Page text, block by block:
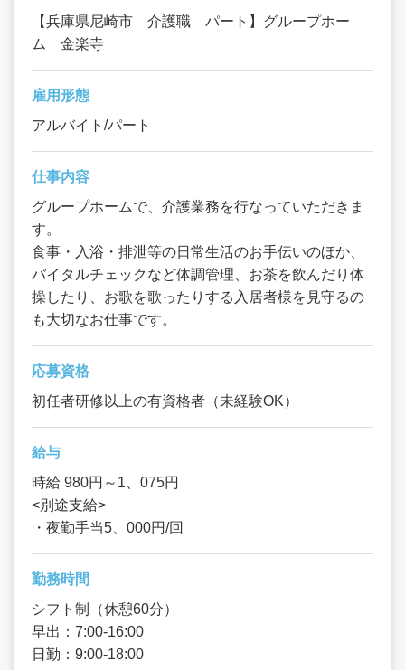
【兵庫県尼崎市 介護職 パート】グループホー
ム 金楽寺
雇用形態
アルバイト/パート
仕事内容
グループホームで、介護業務を行なっていただきま
す。
食事・入浴・排泄等の日常生活のお手伝いのほか、
バイタルチェックなど体調管理、お茶を飲んだり体
操したり、お歌を歌ったりする入居者様を見守るの
も大切なお仕事です。
応募資格
初任者研修以上の有資格者（未経験OK）
給与
時給 980円～1、075円
<別途支給>
・夜勤手当5、000円/回
勤務時間
シフト制（休憩60分）
早出：7:00-16:00
日勤：9:00-18:00